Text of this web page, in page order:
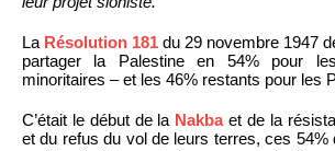
La Résolution 181 du 29 novembre 1947
partager la Palestine en 54% pour
minoritaires – et les 46% restants pour les
C’était le début de la Nakbaet de la
et du refus du vol de leurs terres, ces 54%